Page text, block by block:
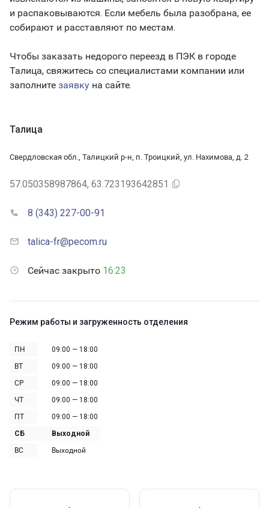
и распаковываются. Если мебель была разобрана, ее
собирают и расставляют по местам.
Чтобы заказать недорого переезд в ПЭК в городе
Талица, свяжитесь со специалистами компании или
заполните заявку на сайте.
Талица
Свердловская обл., Талицкий р-н, п. Троицкий, ул. Нахимова, д. 2
57.050358987864, 63.723193642851
8 (343) 227-00-91
talica-fr@pecom.ru
Сейчас закрыто 16:23
Режим работы и загруженность отделения
ПН
09:00 — 18:00
ВТ
09:00 — 18:00
СР
09:00 — 18:00
ЧТ
09:00 — 18:00
ПТ
09:00 — 18:00
СБ
Выходной
ВС
Выходной